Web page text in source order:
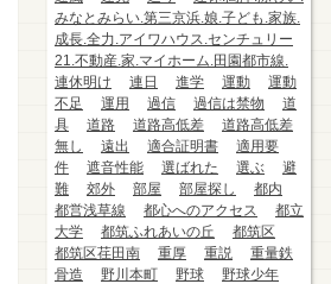
みなとみらい.第三京浜.娘.子ども.家族.
成長.全力.アイワハウス.センチュリー
21.不動産.家.マイホーム.田園都市線.
連休明け
連日 進学 運動
運動
不足
運用 過信 過信は禁物
道
具
道路 道路高低差
道路高低差
無し
遠出 適合証明書
適用要
件
遮音性能 選ばれた 選ぶ
避
難
郊外 部屋 部屋探し
都内
都営浅草線
都心へのアクセス
都立
大学
都筑ふれあいの丘
都筑区
都筑区荏田南
重厚 重説
重量鉄
骨造
野川本町 野球
野球少年